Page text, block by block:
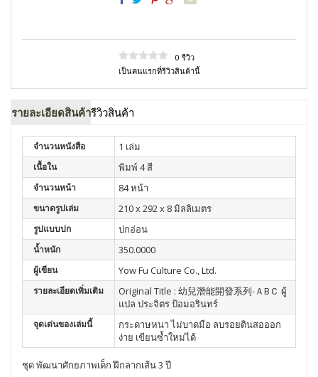
0 รีวิว
เป็นคนแรกที่รีวิวสินค้านี้
รายละเอียดสินค้ารีวิวสินค้า
จำนวนหนังสือ 1 เล่ม
เนื้อใน พิมพ์ 4 สี
จำนวนหน้า 84 หน้า
ขนาดรูปเล่ม 210 x 292 x 8 มิลลิเมตร
รูปแบบปก ปกอ่อน
น้ำหนัก 350.0000
ผู้เขียน Yow Fu Culture Co., Ltd.
รายละเอียดเพิ่มเติม
Original Title : 幼兒潛能開發系列-ＡBＣ ผู้
แปล ประจิตร ป้อมอรินทร์
จุดเด่นของเล่มนี้
กระดาษหนา ไม่บาดมือ ลบรอยดินสอออก
ง่าย เขียนซ้ำใหม่ได้
ชุด พัฒนาศักยภาพเด็ก ฝึกลากเส้น 3 ปี